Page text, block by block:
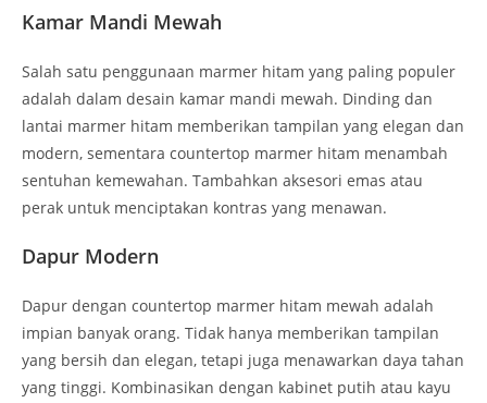
Kamar Mandi Mewah
Salah satu penggunaan marmer hitam yang paling populer
adalah dalam desain kamar mandi mewah. Dinding dan
lantai marmer hitam memberikan tampilan yang elegan dan
modern, sementara countertop marmer hitam menambah
sentuhan kemewahan. Tambahkan aksesori emas atau
perak untuk menciptakan kontras yang menawan.
Dapur Modern
Dapur dengan countertop marmer hitam mewah adalah
impian banyak orang. Tidak hanya memberikan tampilan
yang bersih dan elegan, tetapi juga menawarkan daya tahan
yang tinggi. Kombinasikan dengan kabinet putih atau kayu